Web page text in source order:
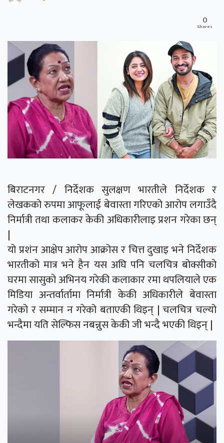
0
Shares
बिराटनगर / निर्देशक सुलक्षण भारतीले निर्देशक र
लेखकको रुपमा आफूलाई बेवास्ता गरिएको आरोप लगाउँदै
निर्मात्री तथा कलाकर केकी अधिकारीलाइ प्रशन गरेका छन्
|
यो प्रशंन आक्षेप आरोप आक्रोस र चित्त दुखाइ भने निर्देशक
भारतीको मात्र भने हैन यस अघि पनि चलचित्र बोक्सीको
घरमा सासुको अभिनय गरेकी कलाकार रमा थपलियाले एक
मिडिया अन्तर्वार्तामा निर्मात्री केकी अधिकारीले बेवास्ता
गरेको र सम्मान न गरेको बताएकी थिइन् | चलचित्र चल्यो
भन्दैमा यति सेल्फिस नबन्नुस केकी जी भन्दै भएकी थिइन् |